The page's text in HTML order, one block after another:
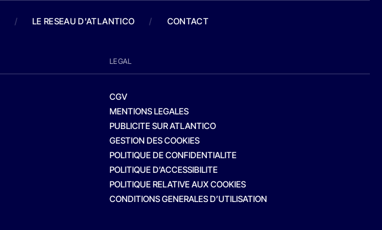
/ LE RESEAU D'ATLANTICO / CONTACT
LEGAL
CGV
MENTIONS LEGALES
PUBLICITE SUR ATLANTICO
GESTION DES COOKIES
POLITIQUE DE CONFIDENTIALITE
POLITIQUE D’ACCESSIBILITE
POLITIQUE RELATIVE AUX COOKIES
CONDITIONS GENERALES D’UTILISATION